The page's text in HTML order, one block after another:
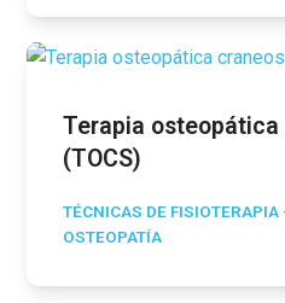
Terapia osteopática
(TOCS)
TÉCNICAS DE FISIOTERAPIA
OSTEOPATÍA